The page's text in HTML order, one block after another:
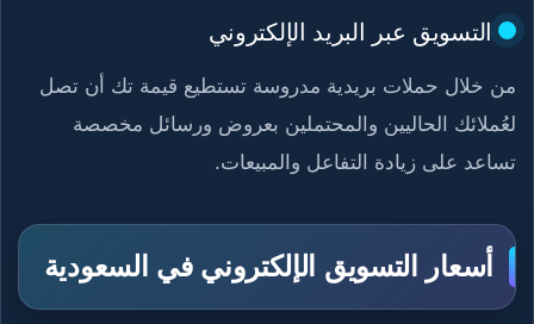
التسويق عبر البريد الإلكتروني
من خلال حملات بريدية مدروسة تستطيع قيمة تك أن تصل
لعُملائك الحاليين والمحتملين بعروض ورسائل مخصصة
تساعد على زيادة التفاعل والمبيعات.
أسعار التسويق الإلكتروني في السعودية